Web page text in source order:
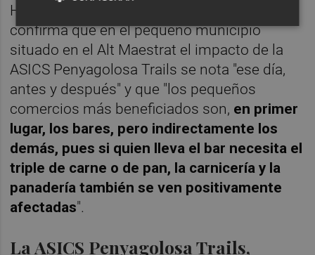
Heredio Bellés, primer edil de la localidad,
confirma que en el pequeño municipio
situado en el Alt Maestrat el impacto de la
ASICS Penyagolosa Trails se nota "ese día,
antes y después" y que "los pequeños
comercios más beneficiados son, en primer
lugar, los bares, pero indirectamente los
demás, pues si quien lleva el bar necesita el
triple de carne o de pan, la carnicería y la
panadería también se ven positivamente
afectadas".
La ASICS Penyagolosa Trails,